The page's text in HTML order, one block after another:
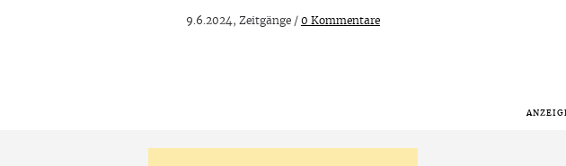
9.6.2024, Zeitgänge / 0 Kommentare